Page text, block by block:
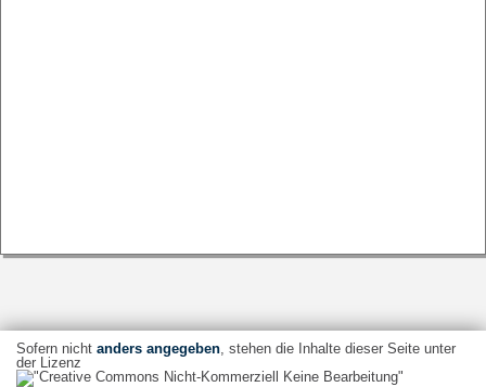
Sofern nicht anders angegeben, stehen die Inhalte dieser Seite unter
der Lizenz